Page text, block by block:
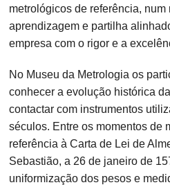
metrológicos de referência, num
aprendizagem e partilha
empresa com o rigor e a
No Museu da Metrologia os
conhecer a evolução histórica
contactar com instrumentos
séculos. Entre os momentos de
referência à Carta de Lei de
Sebastião, a 26 de janeiro de
uniformização dos pesos e